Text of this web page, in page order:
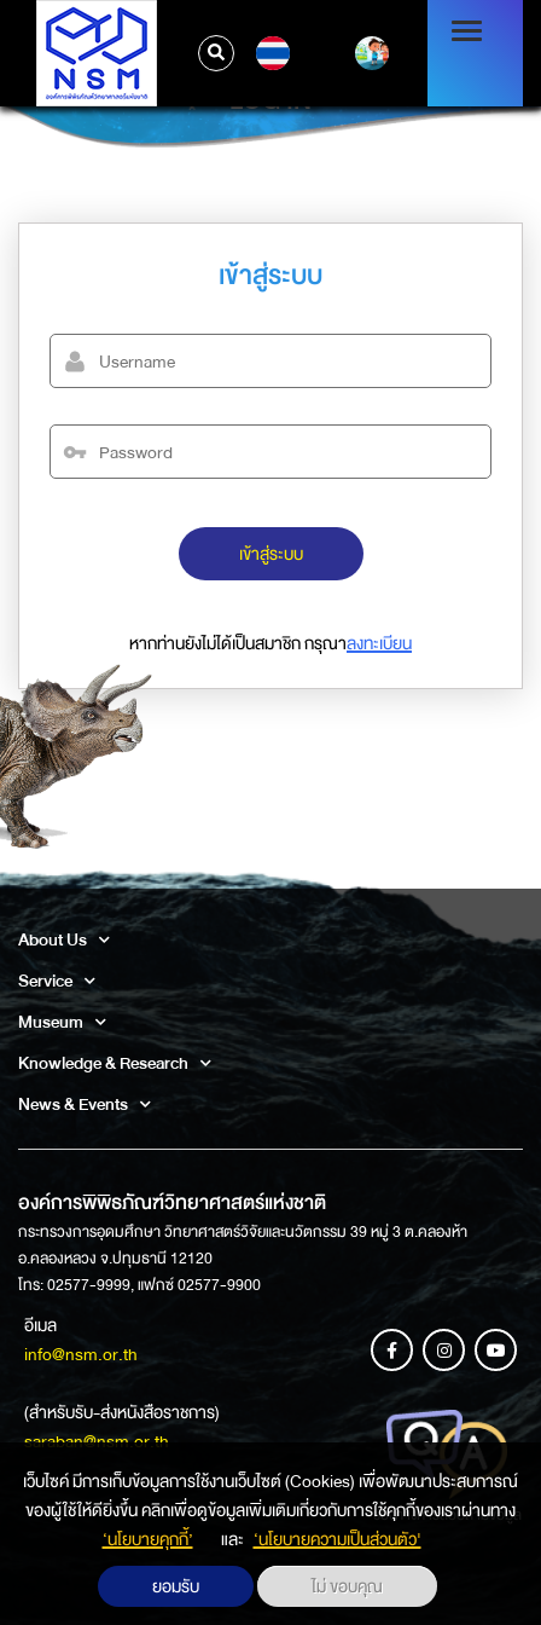
LOG IN
เข้าสู่ระบบ
เข้าสู่ระบบ
หากท่านยังไม่ได้เป็นสมาชิก กรุณาลงทะเบียน
About Us
Service
Museum
Knowledge & Research
News & Events
องค์การพิพิธภัณฑ์วิทยาศาสตร์แห่งชาติ
กระทรวงการอุดมศึกษา วิทยาศาสตร์วิจัยและนวัตกรรม 39 หมู่ 3 ต.คลองห้า
อ.คลองหลวง จ.ปทุมธานี 12120
โทร: 02577-9999, แฟกซ์ 02577-9900
อีเมล
info@nsm.or.th
(สำหรับรับ-ส่งหนังสือราชการ)
saraban@nsm.or.th
ช่องทางการสอบถามข้อมูล
เว็บไซค์ มีการเก็บข้อมูลการใช้งานเว็บไซต์ (Cookies) เพื่อพัฒนาประสบการณ์
ของผู้ใช้ให้ดียิ่งขึ้น คลิกเพื่อดูข้อมูลเพิ่มเติมเกี่ยวกับการใช้คุกกี้ของเราผ่านทาง
‘นโยบายคุกกี้’
และ ‘นโยบายความเป็นส่วนตัว'
ยอมรับ
ไม่ ขอบคุณ